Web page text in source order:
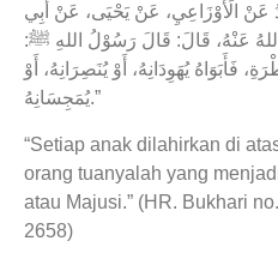
عَنْ الَأَوْزَاعِيِ، عَنْ يَحْيَى، عَنْ أَبِي
عَنْهُ، قَالَ: قَالَ رَسُوْلُ اللهِ ﷺ:
فَأَبَوَاهُ يُهَوِدَانِهُ، أَوْ يُنَصِرَانِهُ، أَوْ
يُمَجِسَانِهُ.”
“Setiap anak dilahirkan di
orang tuanyalah yang
atau Majusi.” (HR. Bukhari
2658)